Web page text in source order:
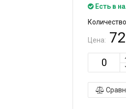
Есть в
Цена: